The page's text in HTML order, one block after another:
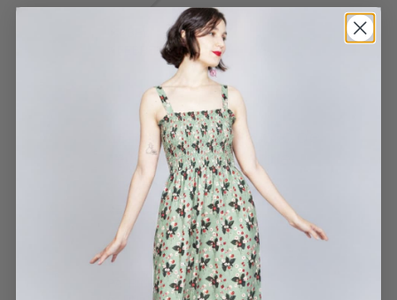
7 FEBRERO, 2024
Estampado precioso de
tela fresquita para el
verano.
VESTIDO PRADERA
PATRICIA PASCUAL BLANCO